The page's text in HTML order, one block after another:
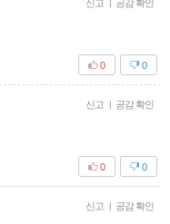
신고 | 공감 확인
0
0
신고 | 공감 확인
0
0
신고 | 공감 확인